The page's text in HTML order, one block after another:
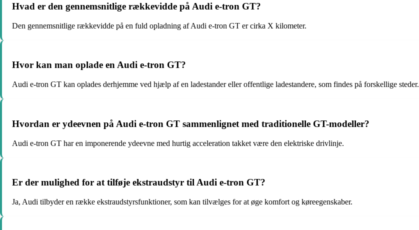
Hvad er den gennemsnitlige rækkevidde på Audi e-tron GT?
Den gennemsnitlige rækkevidde på en fuld opladning af Audi e-tron GT er cirka X kilometer.
Hvor kan man oplade en Audi e-tron GT?
Audi e-tron GT kan oplades derhjemme ved hjælp af en ladestander eller offentlige ladestandere, som findes på forskellige steder.
Hvordan er ydeevnen på Audi e-tron GT sammenlignet med traditionelle GT-modeller?
Audi e-tron GT har en imponerende ydeevne med hurtig acceleration takket være den elektriske drivlinje.
Er der mulighed for at tilføje ekstraudstyr til Audi e-tron GT?
Ja, Audi tilbyder en række ekstraudstyrsfunktioner, som kan tilvælges for at øge komfort og køreegenskaber.